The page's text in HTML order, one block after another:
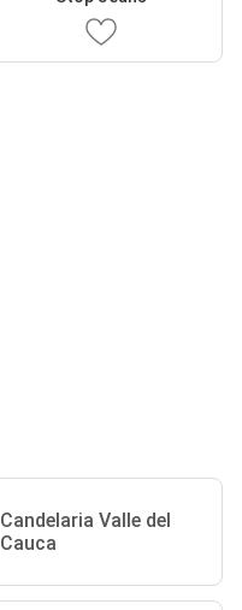
Candelaria Valle del
Cauca